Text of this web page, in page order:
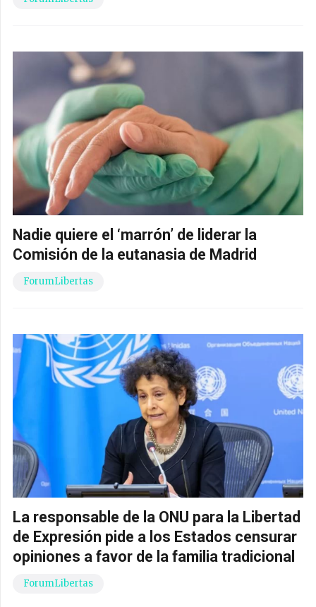
Nadie quiere el ‘marrón’ de liderar la
Comisión de la eutanasia de Madrid
ForumLibertas
La responsable de la ONU para la Libertad
de Expresión pide a los Estados censurar
opiniones a favor de la familia tradicional
ForumLibertas